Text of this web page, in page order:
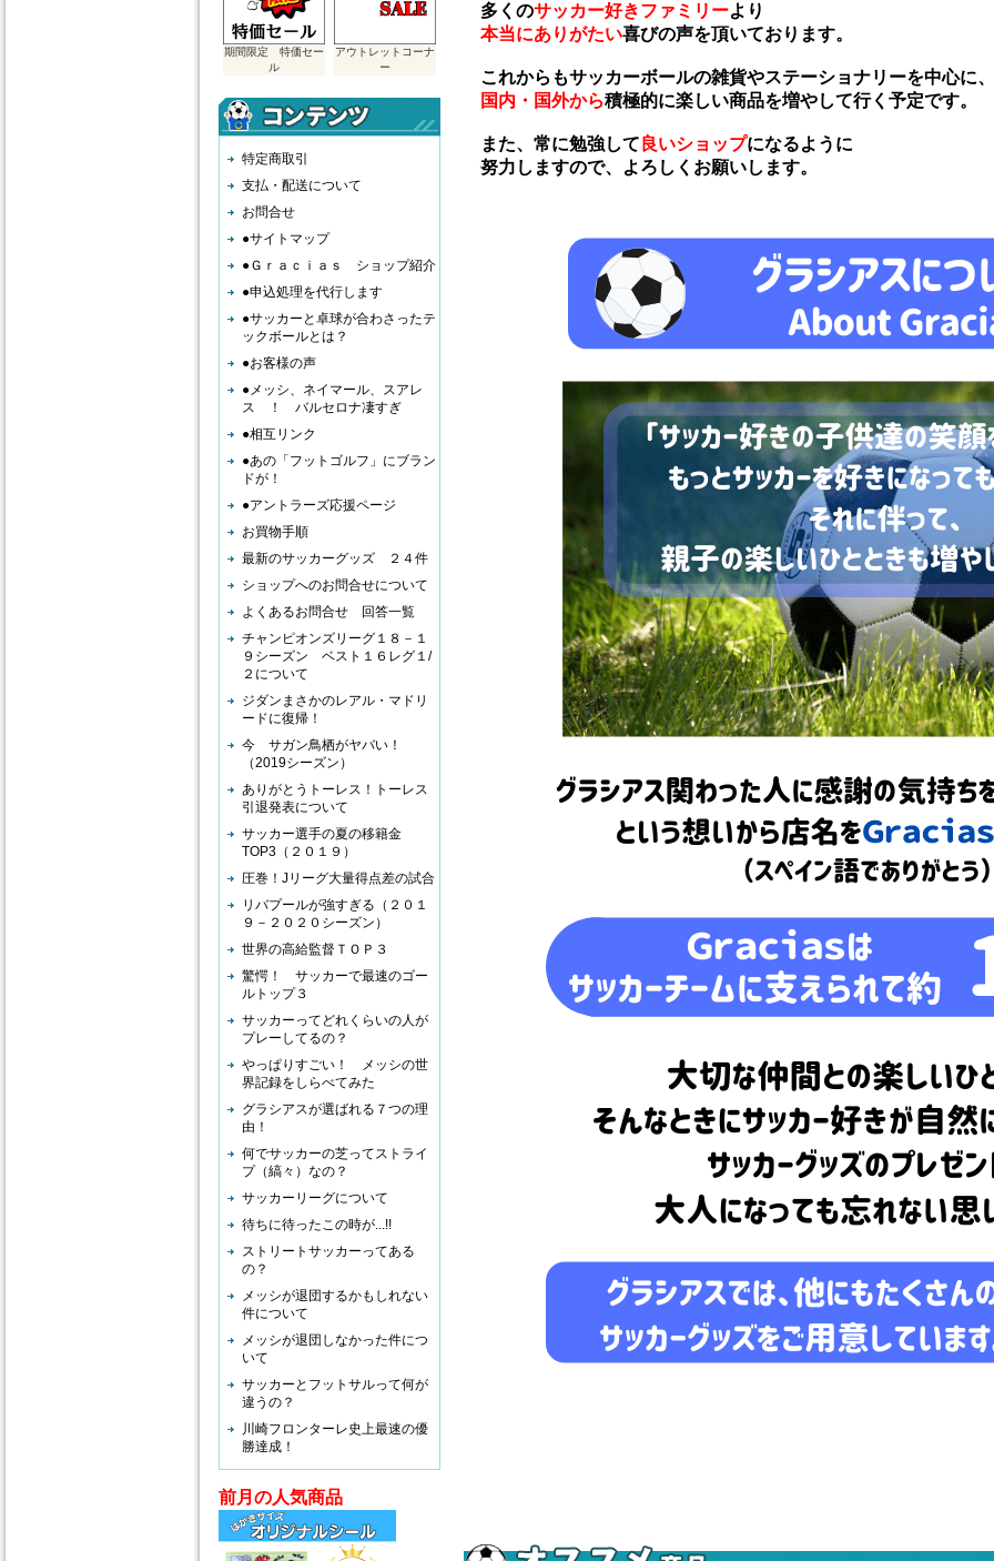
期間限定 特価セー
ル
アウトレットコーナ
ー
特定商取引
支払・配送について
お問合せ
●サイトマップ
●Ｇｒａｃｉａｓ ショップ紹介
●申込処理を代行します
●サッカーと卓球が合わさったテ
ックボールとは？
●お客様の声
●メッシ、ネイマール、スアレ
ス ！ バルセロナ凄すぎ
●相互リンク
●あの「フットゴルフ」にブラン
ドが！
●アントラーズ応援ページ
お買物手順
最新のサッカーグッズ ２４件
ショップへのお問合せについて
よくあるお問合せ 回答一覧
チャンピオンズリーグ１８－１
９シーズン ベスト１６レグ１/
２について
ジダンまさかのレアル・マドリ
ードに復帰！
今 サガン鳥栖がヤバい！
（2019シーズン）
ありがとうトーレス！トーレス
引退発表について
サッカー選手の夏の移籍金
TOP3（２０１９）
圧巻！Jリーグ大量得点差の試合
リバプールが強すぎる（２０１
９－２０２０シーズン）
世界の高給監督ＴＯＰ３
驚愕！ サッカーで最速のゴー
ルトップ３
サッカーってどれくらいの人が
プレーしてるの？
やっぱりすごい！ メッシの世
界記録をしらべてみた
グラシアスが選ばれる７つの理
由！
何でサッカーの芝ってストライ
プ（縞々）なの？
サッカーリーグについて
待ちに待ったこの時が...!!
ストリートサッカーってある
の？
メッシが退団するかもしれない
件について
メッシが退団しなかった件につ
いて
サッカーとフットサルって何が
違うの？
川崎フロンターレ史上最速の優
勝達成！
前月の人気商品
多くのサッカー好きファミリーより
本当にありがたい喜びの声を頂いております。
これからもサッカーボールの雑貨やステーショナリーを中心に、
国内・国外から積極的に楽しい商品を増やして行く予定です。
また、常に勉強して 良いショップになるように
努力しますので、よろしくお願いします。